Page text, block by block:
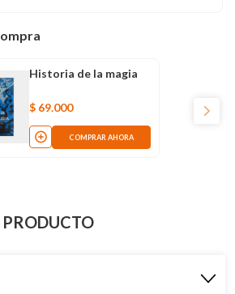
Historia de la magia
$ 69.000
COMPRAR AHORA
PRODUCTO